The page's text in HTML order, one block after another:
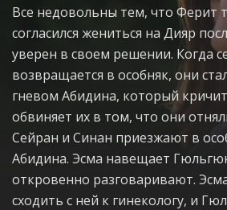
Все недовольны тем, что Ферит
согласился жениться на Дияр
уверен в своем решении. Когда
возвращается в особняк, они
гневом Абидина, который
обвиняет их в том, что они
Сейран и Синан приезжают в
Абидина. Эсма навещает
откровенно разговаривают.
сходить с ней к гинекологу, и